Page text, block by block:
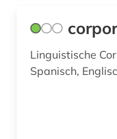
Linguistische
Spanisch,